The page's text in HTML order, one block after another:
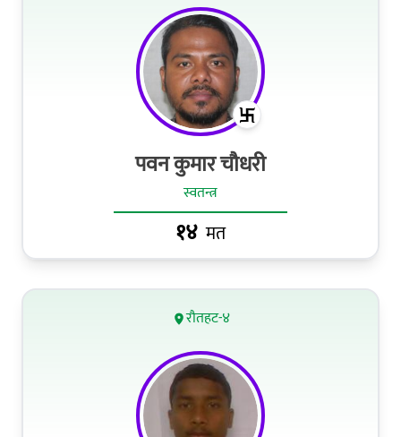
पवन कुमार चौधरी
स्वतन्त्र
१४ मत
रौतहट-४